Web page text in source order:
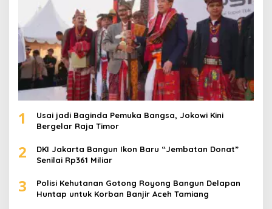
1
Usai jadi Baginda Pemuka Bangsa, Jokowi Kini
Bergelar Raja Timor
2
DKI Jakarta Bangun Ikon Baru “Jembatan Donat”
Senilai Rp361 Miliar
3
Polisi Kehutanan Gotong Royong Bangun Delapan
Huntap untuk Korban Banjir Aceh Tamiang